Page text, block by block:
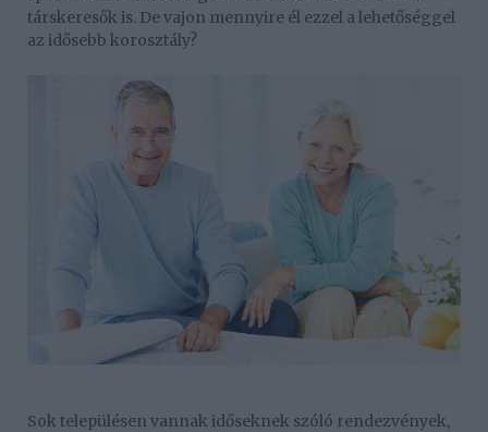
társkeresők is. De vajon mennyire él ezzel a lehetőséggel
az idősebb korosztály?
Sok településen vannak időseknek szóló rendezvények,